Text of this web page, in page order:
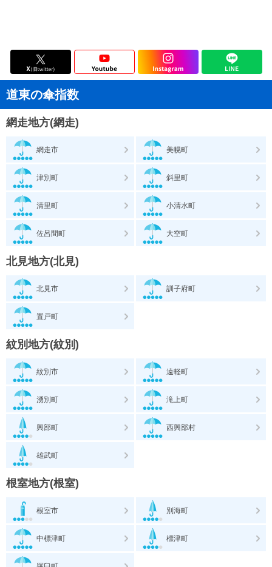
道東の傘指数
網走地方(網走)
網走市 美幌町
津別町 斜里町
清里町 小清水町
佐呂間町 大空町
北見地方(北見)
北見市 訓子府町
置戸町
紋別地方(紋別)
紋別市 遠軽町
湧別町 滝上町
興部町 西興部村
雄武町
根室地方(根室)
根室市 別海町
中標津町 標津町